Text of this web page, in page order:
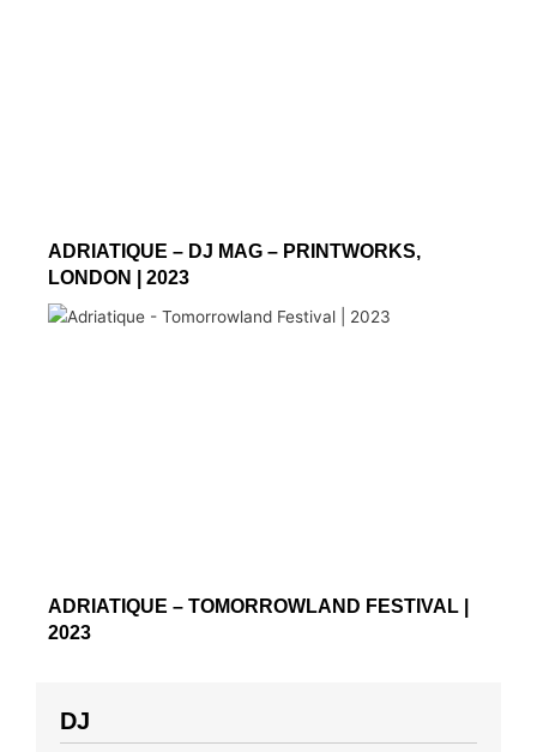
ADRIATIQUE – DJ MAG – PRINTWORKS,
LONDON | 2023
ADRIATIQUE – TOMORROWLAND FESTIVAL |
2023
DJ